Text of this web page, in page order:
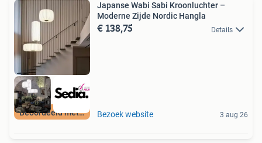
Beoordeeld met 9+
Japanse Wabi Sabi Kroonluchter –
Moderne Zijde Nordic Hangla
€ 138,75 Details
Bezoek website 3 aug 26